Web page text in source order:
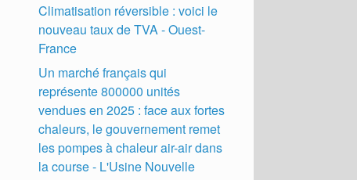
Climatisation réversible : voici le
nouveau taux de TVA - Ouest-
France
Un marché français qui
représente 800000 unités
vendues en 2025 : face aux fortes
chaleurs, le gouvernement remet
les pompes à chaleur air-air dans
la course - L'Usine Nouvelle